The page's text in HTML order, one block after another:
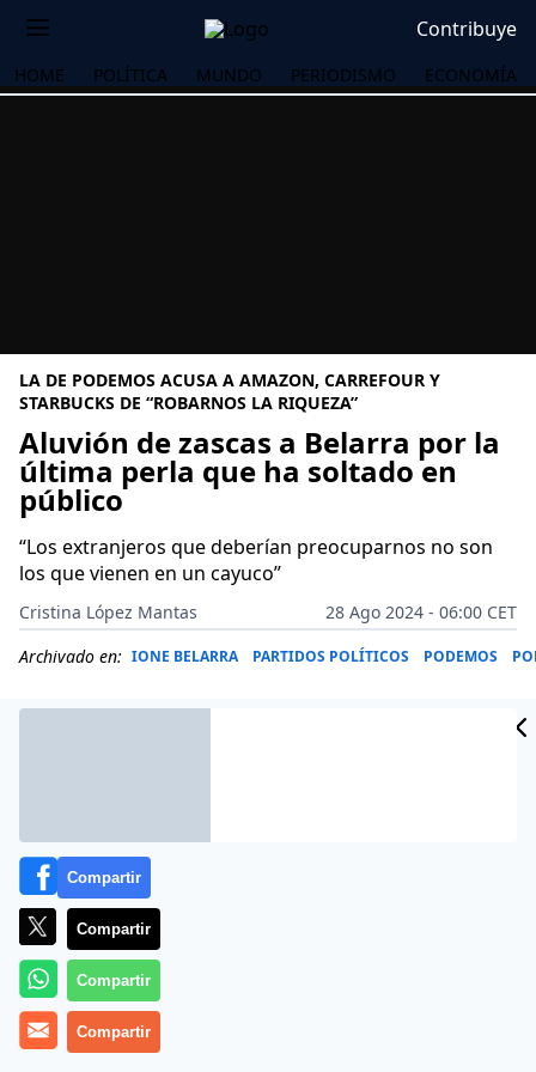
Contribuye
HOME POLÍTICA MUNDO PERIODISMO ECONOMÍA
LA DE PODEMOS ACUSA A AMAZON, CARREFOUR Y
STARBUCKS DE “ROBARNOS LA RIQUEZA”
Aluvión de zascas a Belarra por la
última perla que ha soltado en
público
“Los extranjeros que deberían preocuparnos no son
los que vienen en un cayuco”
Cristina López Mantas
28 Ago 2024 - 06:00 CET
Archivado en: IONE BELARRA PARTIDOS POLÍTICOS PODEMOS
Más información
Compartir
Compartir
Compartir
Compartir